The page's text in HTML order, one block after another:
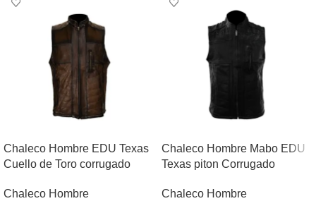
Chaleco Hombre EDU Texas
Cuello de Toro corrugado
Chaleco Hombre
Chaleco Hombre Mabo EDU
Texas piton Corrugado
Chaleco Hombre